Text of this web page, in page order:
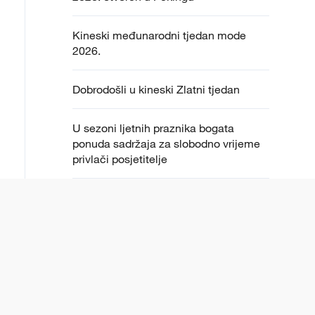
Kineski međunarodni tjedan mode
2026.
Dobrodošli u kineski Zlatni tjedan
U sezoni ljetnih praznika bogata
ponuda sadržaja za slobodno vrijeme
privlači posjetitelje